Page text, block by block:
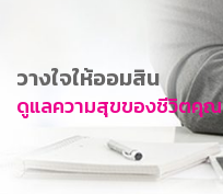
การพัฒนาที่ยั่งยืน
ข่าวสาร
บริการทางการเงิน
อื่นๆ
วางใจให้ออมสิน
ดูแลความสุขของชีวิตคุณ